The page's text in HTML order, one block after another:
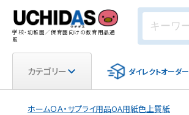
学校・幼稚園／保育園向けの教育用品通
販
カテゴリー ダイレクトオーダー
ホームＯＡ・サプライ用品OA用紙色上質紙